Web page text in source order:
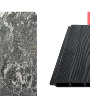
מחירים:
יש
מספר
סוגים.
ניתן
לבחור